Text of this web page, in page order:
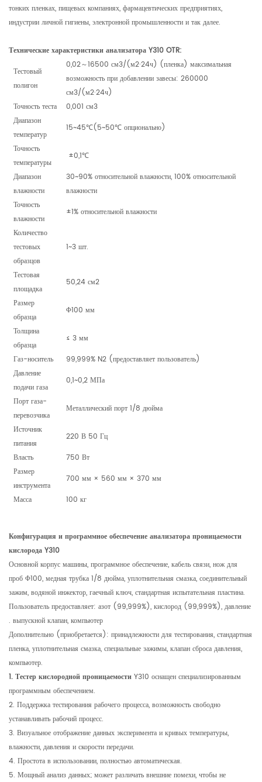
тонких пленках, пищевых компаниях, фармацевтических предприятиях,
индустрии личной гигиены, электронной промышленности и так далее.
Технические характеристики анализатора Y310 OTR:
Тестовый
полигон
0,02～16500 см3/(м2·24ч) (пленка) максимальная
возможность при добавлении завесы: 260000
см3/(м2·24ч)
Точность теста
0,001 см3
Диапазон
температур
15~45℃(5~50℃ опционально)
Точность
температуры
±0,1℃
Диапазон
влажности
30~90% относительной влажности, 100% относительной
влажности
Точность
влажности
±1% относительной влажности
Количество
тестовых
образцов
1~3 шт.
Тестовая
площадка
50,24 см2
Размер
образца
Φ100 мм
Толщина
образца
≤ 3 мм
Газ-носитель
99,999% N2 (предоставляет пользователь)
Давление
подачи газа
0,1~0,2 МПа
Порт газа-
перевозчика
Металлический порт 1/8 дюйма
Источник
питания
220 В 50 Гц
Власть
750 Вт
Размер
инструмента
700 мм × 560 мм × 370 мм
Масса
100 кг
Конфигурация и программное обеспечение анализатора проницаемости
кислорода Y310
Основной корпус машины, программное обеспечение, кабель связи, нож для
проб Φ100, медная трубка 1/8 дюйма, уплотнительная смазка, соединительный
зажим, водяной инжектор, гаечный ключ, стандартная испытательная пластина.
Пользователь предоставляет: азот (99,999%), кислород (99,999%), давление
. выпускной клапан, компьютер
Дополнительно (приобретается): принадлежности для тестирования, стандартная
пленка, уплотнительная смазка, специальные зажимы, клапан сброса давления,
компьютер.
1. Тестер кислородной проницаемости Y310 оснащен специализированным
программным обеспечением.
2. Поддержка тестирования рабочего процесса, возможность свободно
устанавливать рабочий процесс.
3. Визуальное отображение данных эксперимента и кривых температуры,
влажности, давления и скорости передачи.
4. Простота в использовании, полностью автоматическая.
5. Мощный анализ данных; может различать внешние помехи, чтобы не